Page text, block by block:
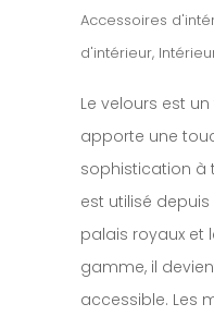
Accessoires
d'intérieur,
Le velours est un
apporte une
sophistication à
est utilisé
palais royaux et
gamme, il
accessible. Les